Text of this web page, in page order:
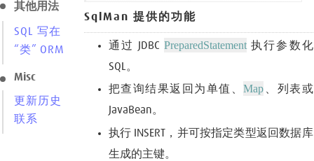
其他用法
SQL 写在 XML 中
“类” ORM
Misc
更新历史
联系
SqlMan 提供的功能
通过 JDBCPreparedStatement 执行参数化
SQL。
把查询结果返回为单值、Map 、列表或
JavaBean。
执行 INSERT，并可按指定类型返回数据库
生成的主键。